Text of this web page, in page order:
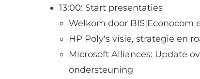
13:00: Start presentaties
Welkom door BIS|Econocom
HP Poly's visie, strategie en
Microsoft Alliances: Update
ondersteuning